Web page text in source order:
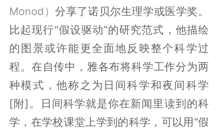
Monod）分享了诺贝尔生理学或医学奖。
比起现行“假设驱动”的研究范式，他描绘
的图景或许能更全面地反映整个科学过
程。在自传中，雅各布将科学工作分为两
种模式，他称之为日间科学和夜间科学
[附]。日间科学就是你在新闻里读到的科
学，在学校课堂上学到的科学，可以用“假